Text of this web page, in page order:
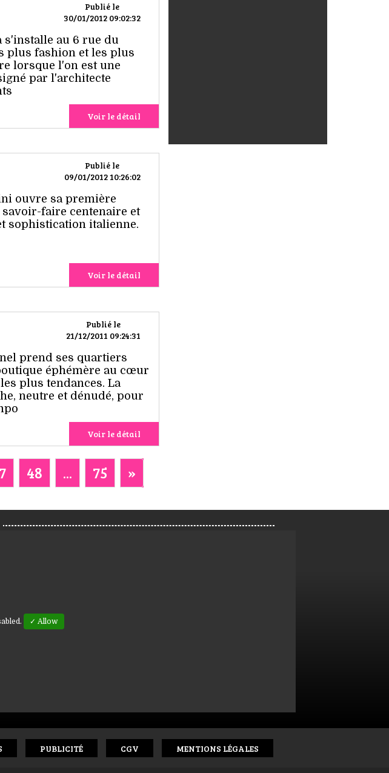
Publié le
30/01/2012 09:02:32
s'installe au 6 rue du
plus fashion et les plus
lorsque l'on est une
par l'architecte
Voir le détail
Publié le
09/01/2012 10:26:02
ouvre sa première
savoir-faire centenaire et
sophistication italienne.
Voir le détail
Publié le
21/12/2011 09:24:31
prend ses quartiers
éphémère au cœur
plus tendances. La
neutre et dénudé, pour
Voir le détail
48 ... 75 »
✓ Allow
PUBLICITÉ CGV MENTIONS LÉGALES